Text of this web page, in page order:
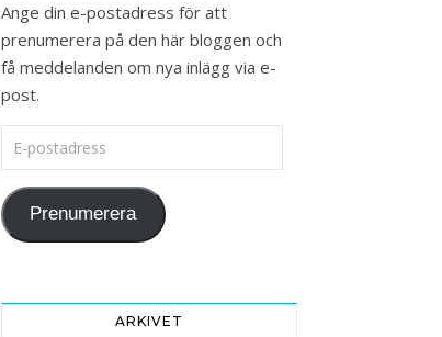
Ange din e-postadress för att
prenumerera på den här bloggen och
få meddelanden om nya inlägg via e-
post.
E-postadress
Prenumerera
ARKIVET